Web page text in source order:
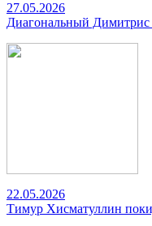
27.05.2026
Диагональный Димитрис
22.05.2026
Тимур Хисматуллин